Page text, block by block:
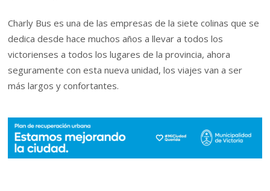
Charly Bus es una de las empresas de la siete colinas que se
dedica desde hace muchos años a llevar a todos los
victorienses a todos los lugares de la provincia, ahora
seguramente con esta nueva unidad, los viajes van a ser
más largos y confortantes.